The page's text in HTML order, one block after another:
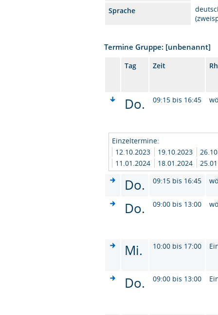
Sprache
Termine Gruppe: [unbenannt]
Tag Zeit
Do. 09:15 bis 16:45
Einzeltermine:
12.10.2023
19.10.2023
11.01.2024
18.01.2024
Do. 09:15 bis 16:45
Do. 09:00 bis 13:00
Mi. 10:00 bis 17:00
Do. 09:00 bis 13:00